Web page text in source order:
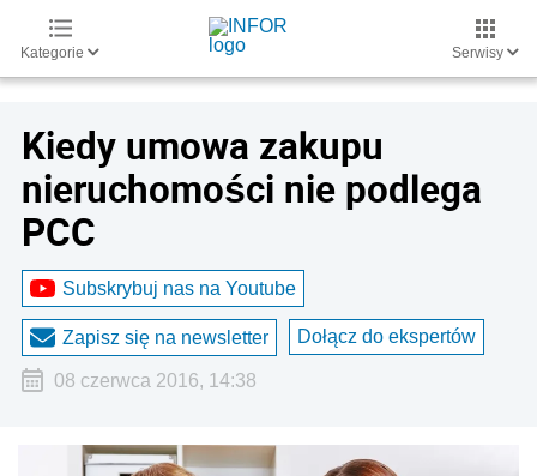
Kategorie Serwisy
Kiedy umowa zakupu
nieruchomości nie podlega
PCC
Subskrybuj nas na Youtube
Zapisz się na newsletter Dołącz do ekspertów
08 czerwca 2016, 14:38